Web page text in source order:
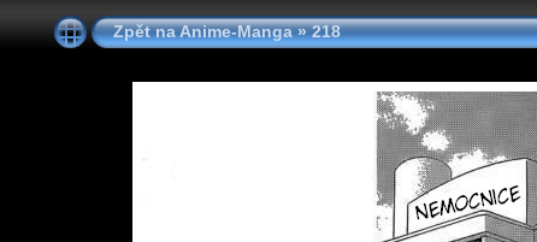
Zpět na Anime-Manga»218